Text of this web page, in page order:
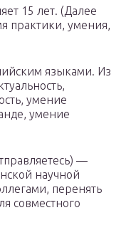
15 лет. (Далее
практики, умения,
языками. Из
умение
умение
—
научной
перенять
совместного